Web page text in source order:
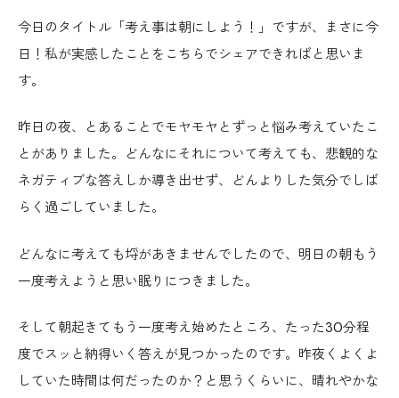
今日のタイトル「考え事は朝にしよう！」ですが、まさに今
日！私が実感したことをこちらでシェアできればと思いま
す。
昨日の夜、とあることでモヤモヤとずっと悩み考えていたこ
とがありました。どんなにそれについて考えても、悲観的な
ネガティブな答えしか導き出せず、どんよりした気分でしば
らく過ごしていました。
どんなに考えても埒があきませんでしたので、明日の朝もう
一度考えようと思い眠りにつきました。
そして朝起きてもう一度考え始めたところ、たった30分程
度でスッと納得いく答えが見つかったのです。昨夜くよくよ
していた時間は何だったのか？と思うくらいに、晴れやかな